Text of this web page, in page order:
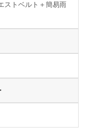
ストベルト＋簡易雨